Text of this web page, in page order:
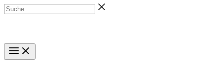
Suche...